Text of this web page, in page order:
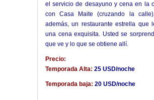
Trinidad
Other Cities
el servicio de desayuno y cena en la
con Casa Maite (cruzando la
además, un restaurante estrella que
una cena exquisita. Usted se
que ve y lo que se obtiene allí.
Precio:
Temporada Alta: 25 USD/noche
Temporada baja: 20 USD/noche